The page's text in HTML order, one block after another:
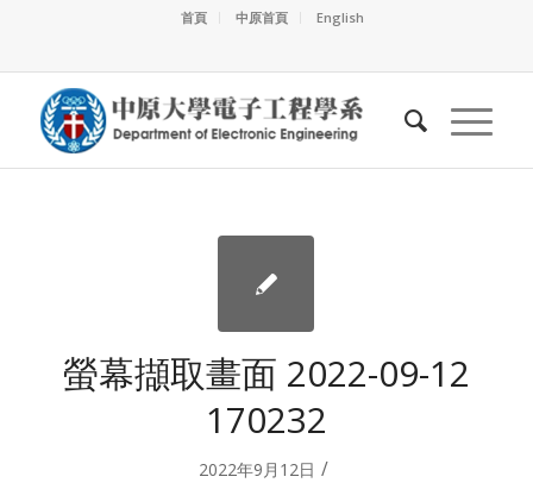
首頁 中原首頁 English
螢幕擷取畫面 2022-09-12
170232
2022年9月12日 /